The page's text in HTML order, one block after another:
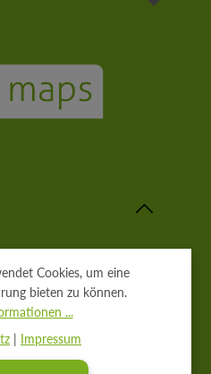
Cookies, um eine
bieten zu können.
...
| Impressum